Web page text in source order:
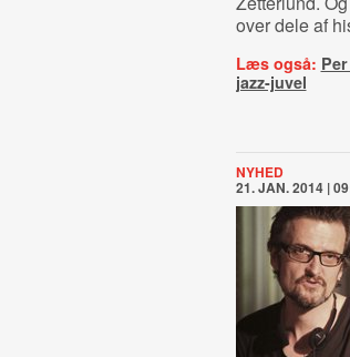
over dele af
Læs også:
jazz-juvel
NYHED
21. JAN. 2014 |